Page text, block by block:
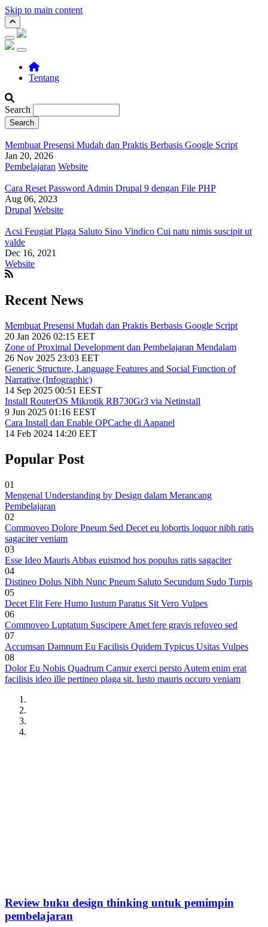
Skip to main content
Main navigation
Tentang
Search
Membuat Presensi Mudah dan Praktis Berbasis Google Script
Jan 20, 2026
Pembelajaran Website
Cara Reset Password Admin Drupal 9 dengan File PHP
Aug 06, 2023
Drupal Website
Acsi Feugiat Plaga Saluto Sino Vindico Cui natu nimis suscipit ut
valde
Dec 16, 2021
Website
Recent News
Membuat Presensi Mudah dan Praktis Berbasis Google Script
20 Jan 2026 02:15 EET
Zone of Proximal Development dan Pembelajaran Mendalam
26 Nov 2025 23:03 EET
Generic Structure, Language Features and Social Function of
Narrative (Infographic)
14 Sep 2025 00:51 EEST
Install RouterOS Mikrotik RB730Gr3 via Netinstall
9 Jun 2025 01:16 EEST
Cara Install dan Enable OPCache di Aapanel
14 Feb 2024 14:20 EET
Popular Post
01
Mengenal Understanding by Design dalam Merancang
Pembelajaran
02
Commoveo Dolore Pneum Sed Decet eu lobortis loquor nibh ratis
sagaciter veniam
03
Esse Ideo Mauris Abbas euismod hos populus ratis sagaciter
04
Distineo Dolus Nibh Nunc Pneum Saluto Secundum Sudo Turpis
05
Decet Elit Fere Humo Iustum Paratus Sit Vero Vulpes
06
Commoveo Luptatum Suscipere Amet fere gravis refoveo sed
07
Accumsan Damnum Eu Facilisis Quidem Typicus Usitas Vulpes
08
Dolor Eu Nobis Quadrum Camur exerci persto Autem enim erat
facilisis ideo ille pertineo plaga sit. Iusto mauris occuro veniam
Review buku design thinking untuk pemimpin
pembelajaran